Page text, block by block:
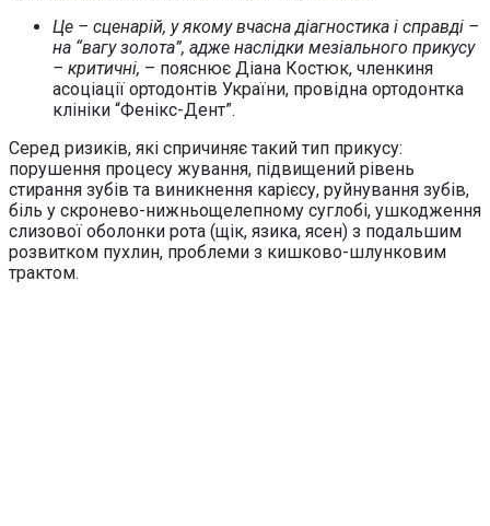
Це – сценарій, у якому вчасна діагностика і справді –
на “вагу золота”, адже наслідки мезіального прикусу
– критичні, – пояснює Діана Костюк, членкиня
асоціації ортодонтів України, провідна ортодонтка
клініки “Фенікс-Дент”.
Серед ризиків, які спричиняє такий тип прикусу:
порушення процесу жування, підвищений рівень
стирання зубів та виникнення карієсу, руйнування зубів,
біль у скронево-нижньощелепному суглобі, ушкодження
слизової оболонки рота (щік, язика, ясен) з подальшим
розвитком пухлин, проблеми з кишково-шлунковим
трактом.